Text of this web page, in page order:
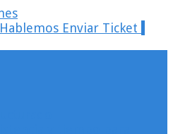
Hablemos Enviar Ticket